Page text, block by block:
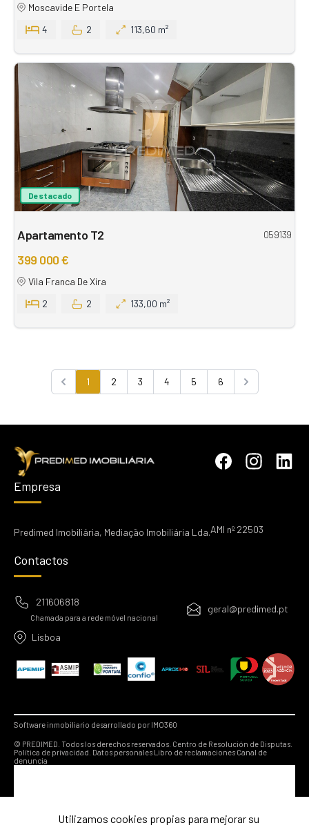
Moscavide E Portela
4
2 113,60 m²
Destacado
Apartamento T2 059139
399 000 €
Vila Franca De Xira
2
2 133,00 m²
Previous
1 2 3 4 5 6
Next
Empresa
Predimed Imobiliária, Mediação Imobiliária Lda.AMI nº 22503
Contactos
211606818
Chamada para a rede móvel nacional
geral@predimed.pt
Lisboa
Software inmobiliario desarrollado por IMO360
© PREDIMED. Todos los derechos reservados. Centro de Resolución de Disputas.
Política de privacidad. Datos personalesLibro de reclamaciones Canal de
denuncia
Utilizamos cookies propias para mejorar su